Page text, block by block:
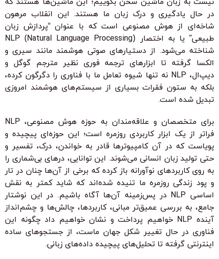
در حال یادگیری و درک زبان ما هستند. این انقلاب مرهون
شاخه‌ای از هوش مصنوعی است که با عنوان “پردازش زبان
طبیعی” یا به اختصار NLP (Natural Language Processing)
شناخته می‌شود. از دستیارهای صوتی هوشمند مانند سیری و
الکسا گرفته تا ابزارهای ترجمه فوری نظیر مترجم گوگل و
دیپ‌ال، NLP نه تنها شیوه تعامل ما با فناوری را دگرگون کرده،
بلکه به ستون فقرات بسیاری از سیستم‌های هوشمند امروزی
تبدیل شده است.
برای متخصصان و علاقه‌مندان به حوزه هوش مصنوعی، NLP
فراتر از یک ابزار کاربردی روزمره است؛ این حوزه‌ای پیچیده و
پویاست که در آن کامپیوترها قادر به خواندن، درک، تفسیر و
حتی تولید زبان انسانی می‌شوند. این توانایی، درهای بی‌شماری را
به روی کاربردهای نوآورانه باز کرده که برخی از آن‌ها چنان در تار
و پود زندگی روزمره ما تنیده شده‌اند که شاید کمتر به نقش
اساسی NLP در پس‌زمینه آن‌ها آگاه باشیم. در این نوشتار
جامع، به بررسی عمیق‌تر مبانی، کاربردها، چالش‌ها و چشم‌انداز
آینده NLP خواهیم پرداخت و نشان خواهیم داد چگونه این
فناوری در حال تغییر شکل جهان ماست، از جستجوهای ساده
اینترنتی گرفته تا تحلیل‌های پیچیده داده‌های زبانی.